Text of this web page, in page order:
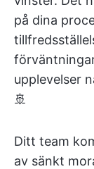
på dina
upplevelser
🚢
Ditt team
av sänkt